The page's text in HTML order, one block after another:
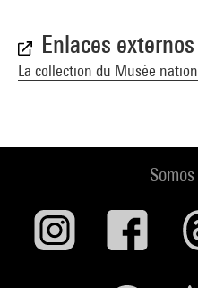
Enlaces externos
La collection du Musée